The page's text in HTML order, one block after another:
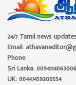
24/7 Tamil news
Email:
Phone
Sri Lanka: 0094114063006
UK: 00447459300554